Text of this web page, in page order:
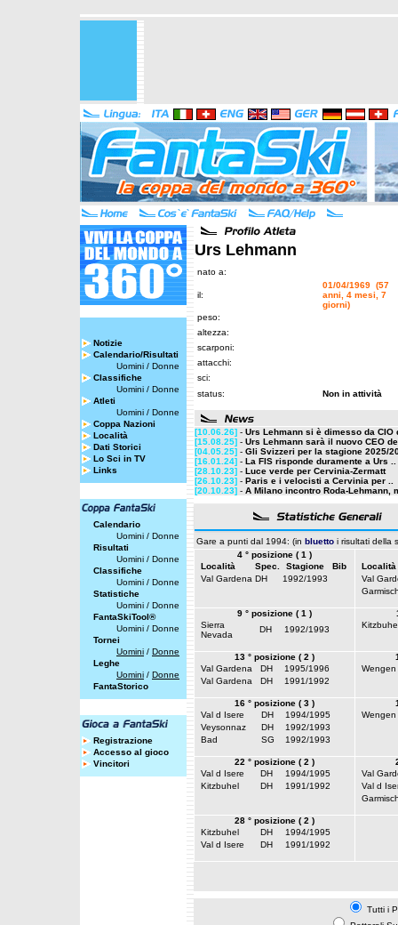
Notizie
Calendario/Risultati
Uomini / Donne
Classifiche
Uomini / Donne
Atleti
Uomini / Donne
Coppa Nazioni
Località
Dati Storici
Lo Sci in TV
Links
Calendario
Uomini / Donne
Risultati
Uomini / Donne
Classifiche
Uomini / Donne
Statistiche
Uomini / Donne
FantaSkiTool®
Uomini / Donne
Tornei
Uomini / Donne
Leghe
Uomini / Donne
FantaStorico
Registrazione
Accesso al gioco
Vincitori
Urs Lehmann
nato a:
il:
01/04/1969 (57
anni, 4 mesi, 7
giorni)
peso:
altezza:
scarponi:
attacchi:
sci:
status:
Non in attività
[10.06.26] - Urs Lehmann si è dimesso da CIO
[15.08.25] - Urs Lehmann sarà il nuovo CEO
[04.05.25] - Gli Svizzeri per la stagione 2025/
[16.01.24] - La FIS risponde duramente a Urs ..
[28.10.23] - Luce verde per Cervinia-Zermatt
[26.10.23] - Paris e i velocisti a Cervinia per ..
[20.10.23] - A Milano incontro Roda-Lehmann,
Gare a punti dal 1994: (in bluetto i risultati della
4 ° posizione ( 1 )
Località
Spec. Stagione
Bib
Val Gardena DH 1992/1993
Località
Val
9 ° posizione ( 1 )
Sierra
Nevada
DH 1992/1993
13 ° posizione ( 2 )
Val Gardena
DH
1995/1996
Val Gardena
DH 1991/1992
Wengen
16 ° posizione ( 3 )
Val d Isere
DH
1994/1995
Veysonnaz
DH
1992/1993
Bad
SG 1992/1993
Wengen
22 ° posizione ( 2 )
Val d Isere
DH
1994/1995
Kitzbuhel
DH 1991/1992
Val
Val d
28 ° posizione ( 2 )
Kitzbuhel
DH
1994/1995
Val d Isere
DH 1991/1992
Tutti i